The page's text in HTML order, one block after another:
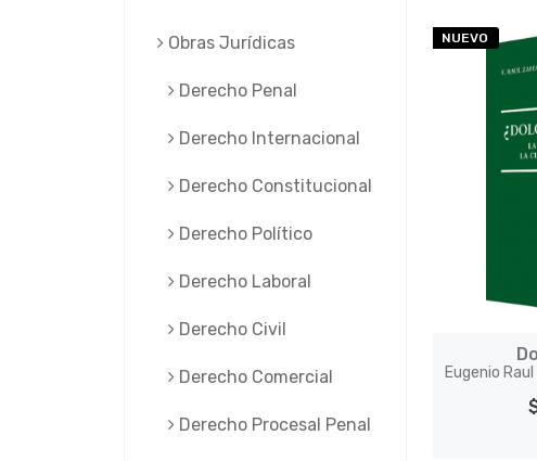
NUEVO
Eugenio
Obras Jurí­dicas
Derecho Penal
Derecho Internacional
Derecho Constitucional
Derecho Político
Derecho Laboral
Derecho Civil
Derecho Comercial
Derecho Procesal Penal